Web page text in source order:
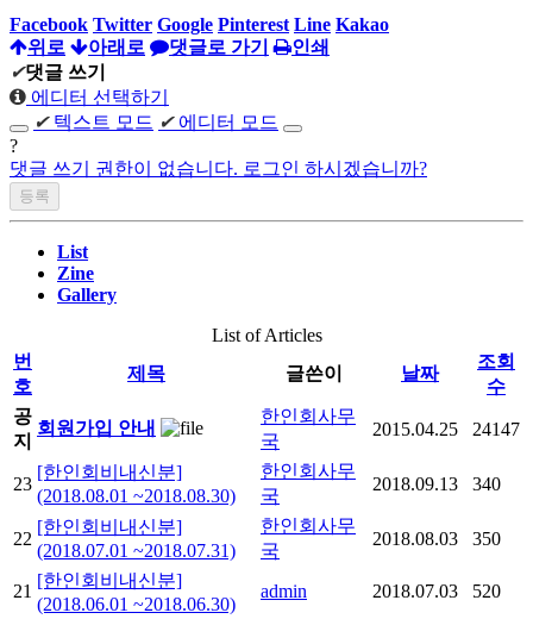
Facebook Twitter Google Pinterest Line Kakao
위로
아래로 댓글로 가기
인쇄
✔댓글 쓰기
에디터 선택하기
✔ 텍스트 모드 ✔ 에디터 모드
?
댓글 쓰기 권한이 없습니다. 로그인 하시겠습니까?
List
Zine
Gallery
List of Articles
번
호
제목 글쓴이 날짜
조회
수
공
지
회원가입 안내
한인회사무
국
2015.04.25 24147
23
[한인회비내신분]
(2018.08.01 ~2018.08.30)
한인회사무
국
2018.09.13 340
22
[한인회비내신분]
(2018.07.01 ~2018.07.31)
한인회사무
국
2018.08.03 350
21
[한인회비내신분]
(2018.06.01 ~2018.06.30)
admin 2018.07.03 520